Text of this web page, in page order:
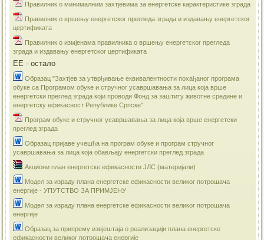
Правилник о минималним захтјевима за енергетске карактеристике зграда
Правилник о вршењу енергетског прегледа зграда и издавању енергетског
цертификата
Правилник о измјенама правилника о вршењу енергетског прегледа
зграда и издавању енергетског цертификата
ЕЕ - остало
Образац "Захтјев за утврђивање еквивалентности похађаног програма
обуке са Програмом обуке и стручног усавршавања за лица која врше
енергетски преглед зграда који проводи Фонд за заштиту животне средине и
енергетску ефикасност Републике Српске"
Програм обуке и стручног усавршавања за лица која врше енергетски
преглед зграда
Образац пријаве учешћа на програм обуке и програм стручног
усавршавања за лица која обављају енергетски преглед зграда
Акциони план енергетске ефикасности ЈЛС (материјали)
​Модел за израду плана енергетске ефикасности великог потрошача
енергије - УПУТСТВО ЗА ПРИМЈЕНУ
Модел за израду плана енергетске ефикасности великог потрошача
енергије
Образац за припрему извјештаја о реализацији плана енергетске
ефикасности великог потрошача енергије